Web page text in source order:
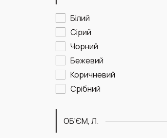
Білий
Сірий
Чорний
Бежевий
Коричневий
Срібний
ОБ'ЄМ, Л.